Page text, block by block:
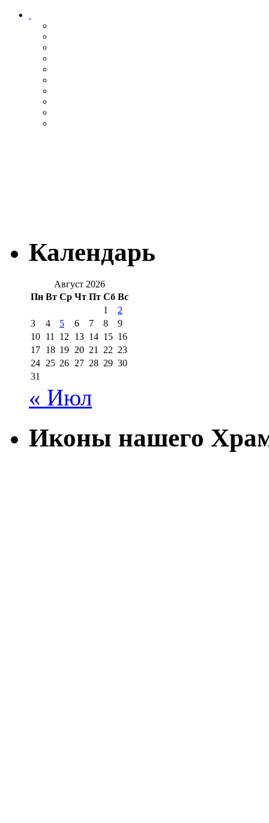
Календарь
Август 2026
Пн Вт Ср Чт Пт Сб Вс
1
2
3
4 5 6 7 8
9
10 11 12 13 14 15 16
17 18 19 20 21 22 23
24 25 26 27 28 29 30
31
« Июл
Иконы нашего